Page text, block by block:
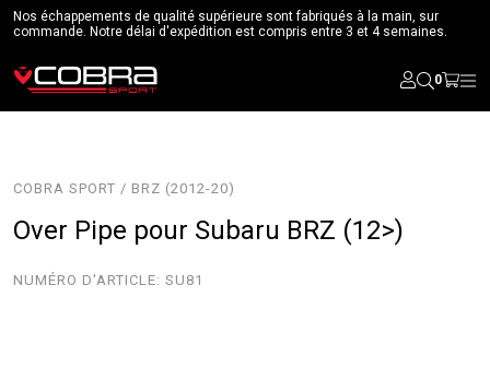
Nos échappements de qualité supérieure sont fabriqués à la main, sur
commande. Notre délai d'expédition est compris entre 3 et 4 semaines.
0
COBRA SPORT / BRZ (2012-20)
Over Pipe pour Subaru BRZ (12>)
NUMÉRO D'ARTICLE: SU81